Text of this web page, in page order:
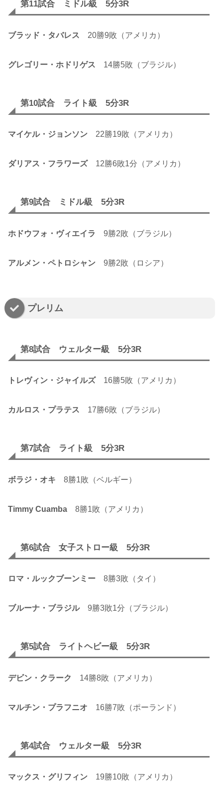
第11試合 ミドル級 5分3R
ブラッド・タバレス 20勝9敗（アメリカ）
グレゴリー・ホドリゲス 14勝5敗（ブラジル）
第10試合 ライト級 5分3R
マイケル・ジョンソン 22勝19敗（アメリカ）
ダリアス・フラワーズ12勝6敗1分（アメリカ）
第9試合 ミドル級 5分3R
ホドウフォ・ヴィエイラ 9勝2敗（ブラジル）
アルメン・ペトロシャン 9勝2敗（ロシア）
プレリム
第8試合 ウェルター級 5分3R
トレヴィン・ジャイルズ 16勝5敗（アメリカ）
カルロス・プラテス 17勝6敗（ブラジル）
第7試合 ライト級 5分3R
ボラジ・オキ 8勝1敗（ベルギー）
Timmy Cuamba 8勝1敗（アメリカ）
第6試合 女子ストロー級 5分3R
ロマ・ルックブーンミー 8勝3敗（タイ）
ブルーナ・ブラジル9勝3敗1分（ブラジル）
第5試合 ライトヘビー級 5分3R
デビン・クラーク 14勝8敗（アメリカ）
マルチン・プラフニオ 16勝7敗（ポーランド）
第4試合 ウェルター級 5分3R
マックス・グリフィン 19勝10敗（アメリカ）